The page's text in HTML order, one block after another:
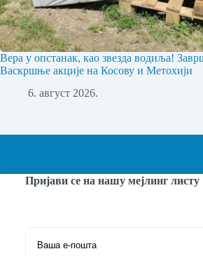
Вера у опстанак, као звезда водиља!
Васкршње акције на Косову и Метохији
6. август 2026.
Пријави се на нашу мејлинг листу